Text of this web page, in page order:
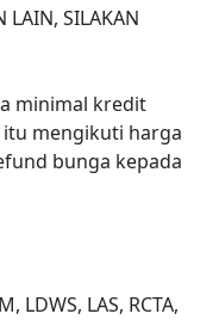
LAIN, SILAKAN
minimal kredit
mengikuti harga
bunga kepada
LDWS, LAS, RCTA,